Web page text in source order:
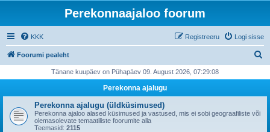
Perekonnaajaloo foorum
KKK Logi sisse
Registreeru
Foorumi pealeht
i
Tänane kuupäev on Pühapäev 09. August 2026, 07:29:08
Perekonna ajalugu
Perekonna ajalugu (üldküsimused)
Perekonna ajaloo alased küsimused ja vastused, mis ei sobi geograafiliste või
olemasolevate temaatiliste foorumite alla
Teemasid: 2115